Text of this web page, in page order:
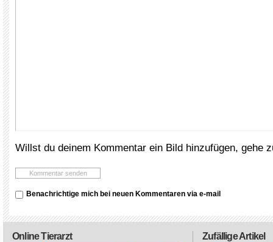
Willst du deinem Kommentar ein Bild hinzufügen, gehe
Benachrichtige mich bei neuen Kommentaren via e-mail
Zufällige Artikel
Online Tierarzt